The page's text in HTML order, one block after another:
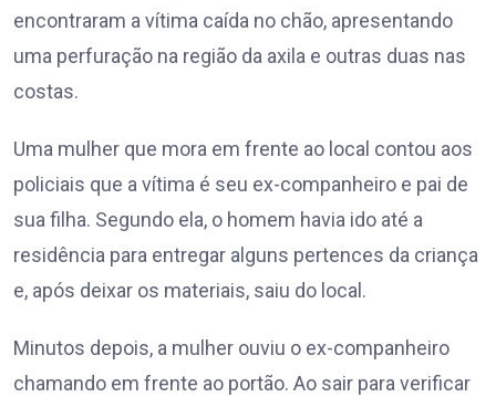
encontraram a vítima caída no chão, apresentando
uma perfuração na região da axila e outras duas nas
costas.
Uma mulher que mora em frente ao local contou aos
policiais que a vítima é seu ex-companheiro e pai de
sua filha. Segundo ela, o homem havia ido até a
residência para entregar alguns pertences da criança
e, após deixar os materiais, saiu do local.
Minutos depois, a mulher ouviu o ex-companheiro
chamando em frente ao portão. Ao sair para verificar